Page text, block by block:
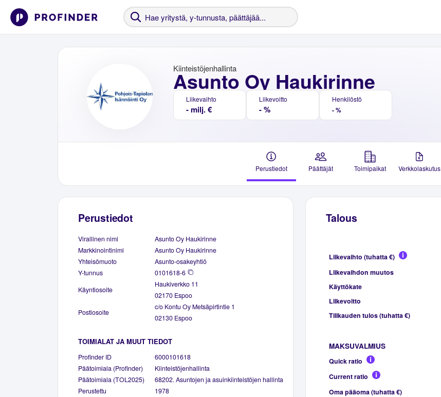
Asunto Oy Haukirinne
Kiinteistöjenhallinta
Liikevaihto
- milj. €
Liikevoitto
- %
Henkilöstö
- %
Perustiedot Päättäjät Toimipaikat Verkkolaskutus
Perustiedot
Virallinen nimi
Asunto Oy Haukirinne
Markkinointinimi
Asunto Oy Haukirinne
Yhteisömuoto
Asunto-osakeyhtiö
Y-tunnus
0101618-6
Käyntiosoite
Haukiverkko 11
02170 Espoo
Postiosoite
c/o Kontu Oy Metsäpirtintie 1
02130 Espoo
TOIMIALAT JA MUUT TIEDOT
Profinder ID
6000101618
Päätoimiala (Profinder)
Kiinteistöjenhallinta
Päätoimiala (TOL2025)
68202. Asuntojen ja asuinkiinteistöjen hallinta
Perustettu
1978
Talous
Liikevaihto (tuhatta €)
Liikevaihdon muutos
Käyttökate
Liikevoitto
Tilikauden tulos (tuhatta €)
MAKSUVALMIUS
Quick ratio
Current ratio
Oma pääoma (tuhatta €)